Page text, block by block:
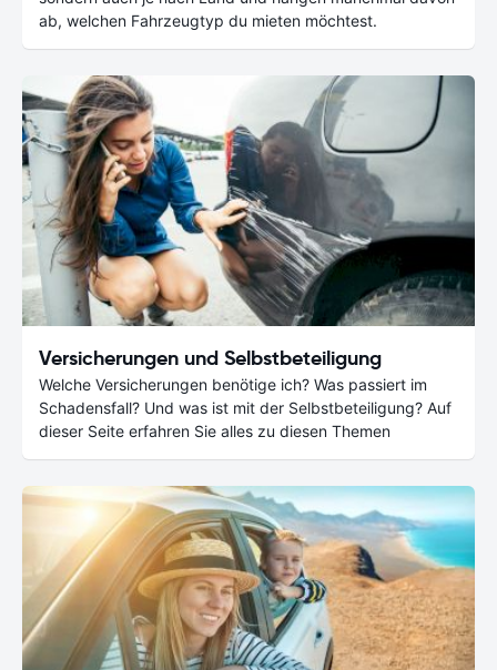
ab, welchen Fahrzeugtyp du mieten möchtest.
Versicherungen und Selbstbeteiligung
Welche Versicherungen benötige ich? Was passiert im
Schadensfall? Und was ist mit der Selbstbeteiligung? Auf
dieser Seite erfahren Sie alles zu diesen Themen